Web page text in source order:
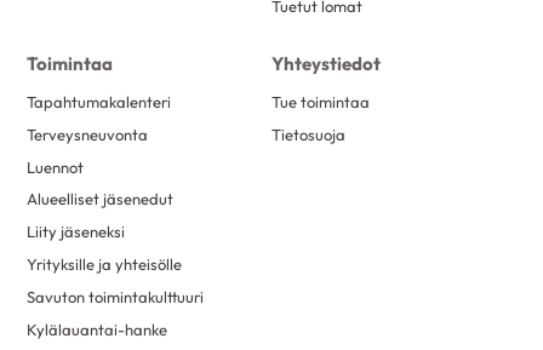
Tuetut lomat
Toimintaa
Tapahtumakalenteri
Terveysneuvonta
Luennot
Alueelliset jäsenedut
Liity jäseneksi
Yrityksille ja yhteisölle
Savuton toimintakulttuuri
Kylälauantai-hanke
Yhteystiedot
Tue toimintaa
Tietosuoja